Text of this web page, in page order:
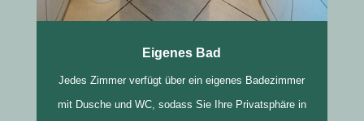
Eigenes Bad
Jedes Zimmer verfügt über ein eigenes Badezimmer
mit Dusche und WC, sodass Sie Ihre Privatsphäre in